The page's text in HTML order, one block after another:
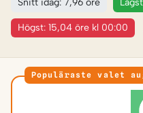
Högst: 15,04 öre kl 00:00
Populäraste valet